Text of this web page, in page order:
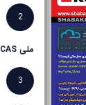
2
ملی DCAS
3